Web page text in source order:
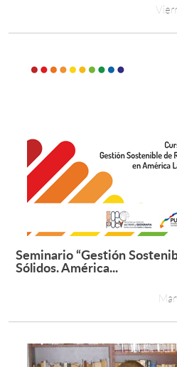
Seminario “Gestión
Sólidos. América...